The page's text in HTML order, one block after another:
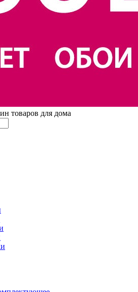
товаров для дома